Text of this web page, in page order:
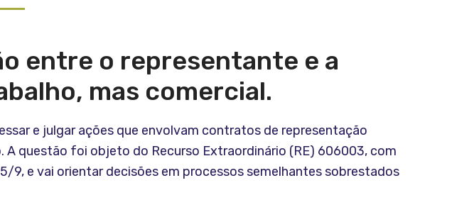
entre o representante e a
mas comercial.
e julgar ações que envolvam contratos de representação
questão foi objeto do Recurso Extraordinário (RE) 606003, com
9, e vai orientar decisões em processos semelhantes sobrestados